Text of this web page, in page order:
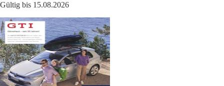
Gültig bis 15.08.2026